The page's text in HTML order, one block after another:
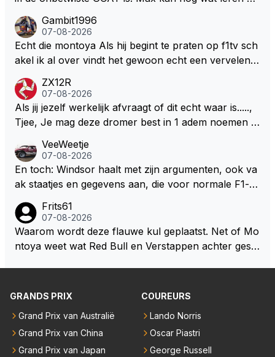
milton, hahahaha. Latifi pakt ze allemaal met de oge
n dicht met als onbetwiste nummer 2 of GOATINES
S Lawson natuurlijk 😂😂😂😂😂
Gambit1996
07-08-2026
Echt die montoya Als hij begint te praten op f1tv sch
akel ik al over vindt het gewoon echt een vervelend
weet 🤮🤮
ZX12R
07-08-2026
Als jij jezelf werkelijk afvraagt of dit echt waar is.....,
Tjee, Je mag deze dromer best in 1 adem noemen m
aar voordragen uit eigen geest. Kan mij voorstellen d
at je het leuk vindt sprookjes te luisteren maar heb jij
jezelf dan ook wel eens afgevraagd of de dappere b
ze wolff gesneden heeft?
VeeWeetje
07-08-2026
En toch: Windsor haalt met zijn argumenten, ook va
ak staatjes en gegevens aan, die voor normale F1-fa
okies made of your own dough" 🤣
Frits61
07-08-2026
Waarom wordt deze flauwe kul geplaatst. Net of Mo
ntoya weet wat Red Bull en Verstappen achter geslo
GRANDS PRIX
Grand Prix van Australië
Grand Prix van China
Grand Prix van Japan
COUREURS
Lando Norris
Oscar Piastri
George Russell